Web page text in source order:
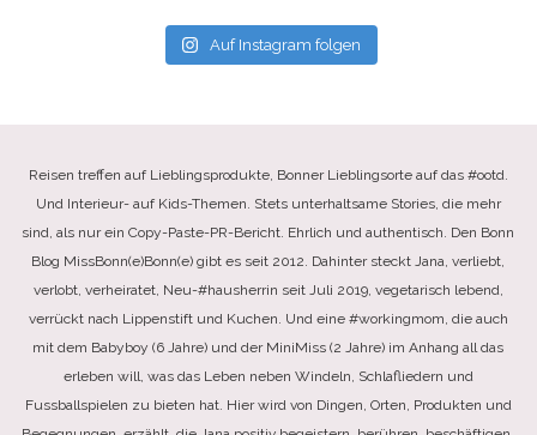
Auf Instagram folgen
Reisen treffen auf Lieblingsprodukte, Bonner Lieblingsorte auf das #ootd.
Und Interieur- auf Kids-Themen. Stets unterhaltsame Stories, die mehr
sind, als nur ein Copy-Paste-PR-Bericht. Ehrlich und authentisch. Den Bonn
Blog MissBonn(e)Bonn(e) gibt es seit 2012. Dahinter steckt Jana, verliebt,
verlobt, verheiratet, Neu-#hausherrin seit Juli 2019, vegetarisch lebend,
verrückt nach Lippenstift und Kuchen. Und eine #workingmom, die auch
mit dem Babyboy (6 Jahre) und der MiniMiss (2 Jahre) im Anhang all das
erleben will, was das Leben neben Windeln, Schlafliedern und
Fussballspielen zu bieten hat. Hier wird von Dingen, Orten, Produkten und